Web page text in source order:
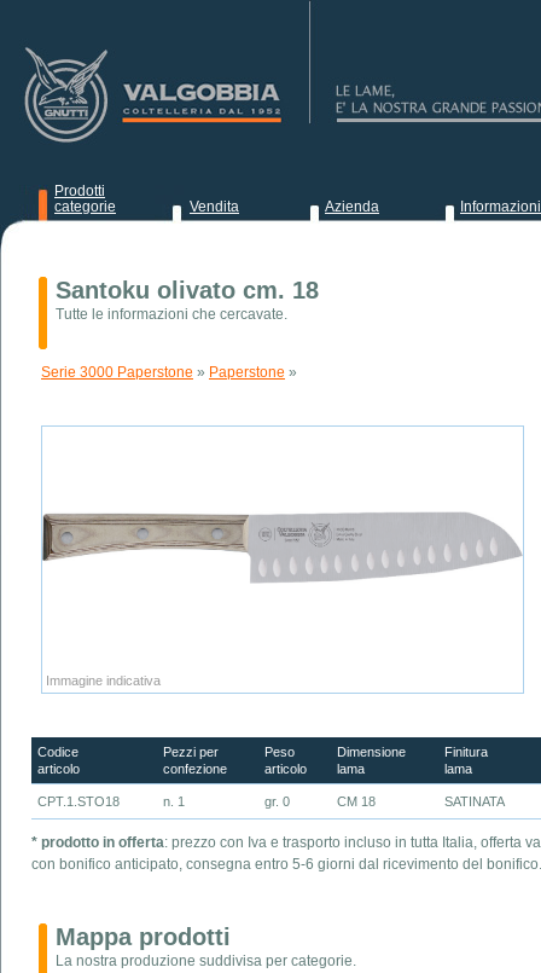
Prodotti
categorie
Vendita Azienda Informazioni
Santoku olivato cm. 18
Tutte le informazioni che cercavate.
Serie 3000 Paperstone » Paperstone »
Immagine indicativa
Codice
articolo
Pezzi per
confezione
Peso
articolo
Dimensione
lama
Finitura
lama
CPT.1.STO18 n. 1 gr. 0 CM 18 SATINATA
* prodotto in offerta: prezzo con Iva e trasporto incluso in tutta Italia, offerta
con bonifico anticipato, consegna entro 5-6 giorni dal ricevimento del bonifico.
Mappa prodotti
La nostra produzione suddivisa per categorie.